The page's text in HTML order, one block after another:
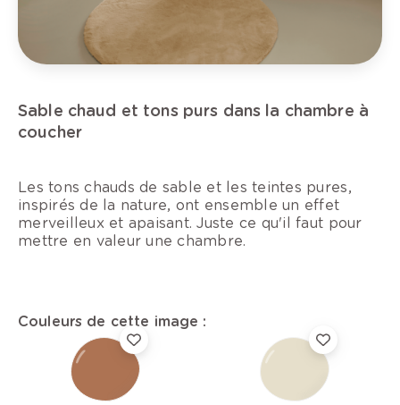
Sable chaud et tons purs dans la chambre à
coucher
Les tons chauds de sable et les teintes pures,
inspirés de la nature, ont ensemble un effet
merveilleux et apaisant. Juste ce qu'il faut pour
mettre en valeur une chambre.
Couleurs de cette image :